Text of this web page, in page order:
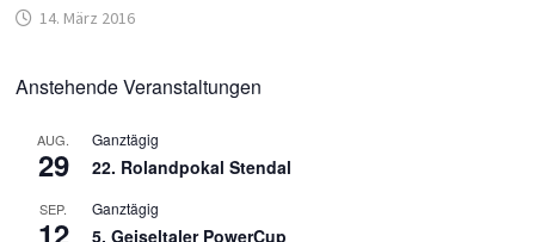
14. März 2016
Anstehende Veranstaltungen
AUG.
29
Ganztägig
22. Rolandpokal Stendal
SEP.
12
Ganztägig
5. Geiseltaler PowerCup